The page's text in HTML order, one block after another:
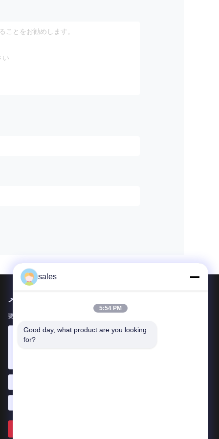
メールでお問い合わせ
要件をお知らせください。最高の商品をお届けします。
sales
5:54 PM
Good day, what product are you looking
for?